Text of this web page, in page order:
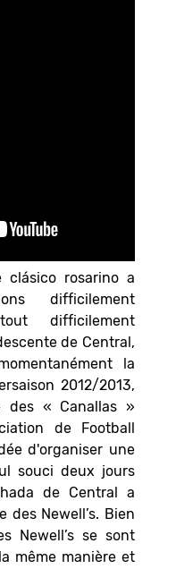
clásico rosarino a
difficilement
difficilement
de Central,
la
2012/2013,
des « Canallas »
de Football
d'organiser une
souci deux jours
de Central a
Newell’s. Bien
Newell’s se sont
même manière et